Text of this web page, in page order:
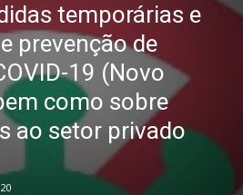
temporárias e
prevenção de
19 (Novo
como sobre
ao setor privado